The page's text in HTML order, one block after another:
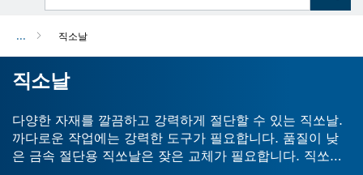
... 직소날
직소날
다양한 자재를 깔끔하고 강력하게 절단할 수 있는 직쏘날.
까다로운 작업에는 강력한 도구가 필요합니다. 품질이 낮
은 금속 절단용 직쏘날은 잦은 교체가 필요합니다. 직쏘날